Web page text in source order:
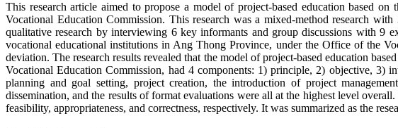
This research article aimed to propose a model of project-based education based
Vocational Education Commission. This research was a mixed-method research
qualitative research by interviewing 6 key informants and group discussions with 9
vocational educational institutions in Ang Thong Province, under the Office of the
deviation. The research results revealed that the model of project-based education
Vocational Education Commission, had 4 components: 1) principle, 2) objective, 3)
planning and goal setting, project creation, the introduction of project
dissemination, and the results of format evaluations were all at the highest level
feasibility, appropriateness, and correctness, respectively. It was summarized as the